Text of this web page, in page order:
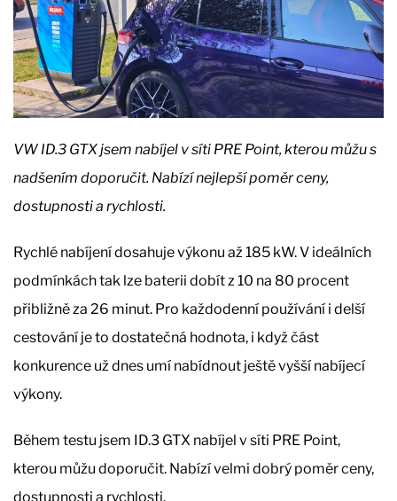
VW ID.3 GTX jsem nabíjel v síti PRE Point, kterou můžu s
nadšením doporučit. Nabízí nejlepší poměr ceny,
dostupnosti a rychlosti.
Rychlé nabíjení dosahuje výkonu až 185 kW. V ideálních
podmínkách tak lze baterii dobít z 10 na 80 procent
přibližně za 26 minut. Pro každodenní používání i delší
cestování je to dostatečná hodnota, i když část
konkurence už dnes umí nabídnout ještě vyšší nabíjecí
výkony.
Během testu jsem ID.3 GTX nabíjel v síti PRE Point,
kterou můžu doporučit. Nabízí velmi dobrý poměr ceny,
dostupnosti a rychlosti.